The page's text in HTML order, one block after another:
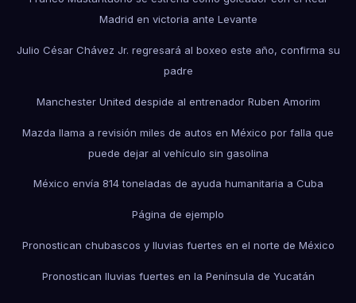
Madrid en victoria ante Levante
Julio César Chávez Jr. regresará al boxeo este año, confirma su
padre
Manchester United despide al entrenador Ruben Amorim
Mazda llama a revisión miles de autos en México por falla que
puede dejar al vehículo sin gasolina
México envía 814 toneladas de ayuda humanitaria a Cuba
Página de ejemplo
Pronostican chubascos y lluvias fuertes en el norte de México
Pronostican lluvias fuertes en la Península de Yucatán